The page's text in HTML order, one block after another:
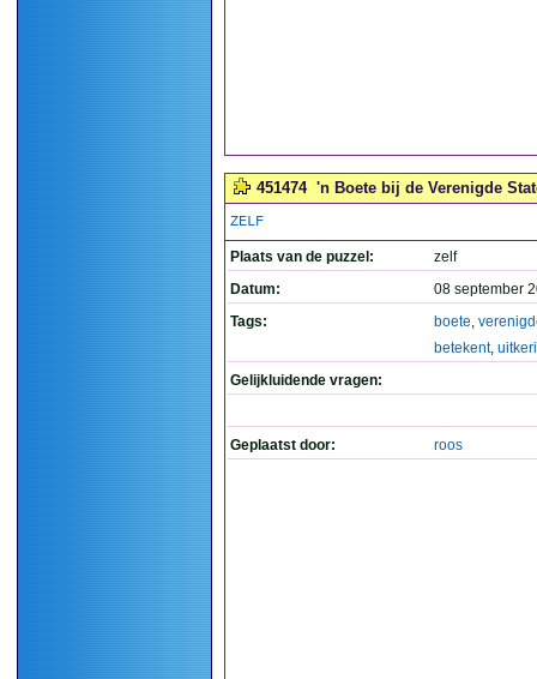
451474 'n Boete bij de Verenigde
ZELF
Plaats van de puzzel:
zelf
Datum:
08 september
Tags:
boete,
betekent,
Gelijkluidende vragen:
Geplaatst door: roos